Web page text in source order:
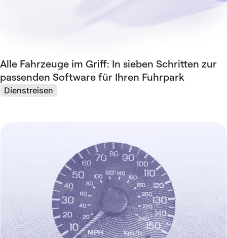
Alle Fahrzeuge im Griff: In sieben Schritten zur
passenden Software für Ihren Fuhrpark
Dienstreisen